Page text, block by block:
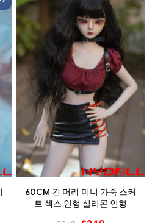
60CM 긴 머리 미니 가죽 스커
트 섹스 인형 실리콘 인형